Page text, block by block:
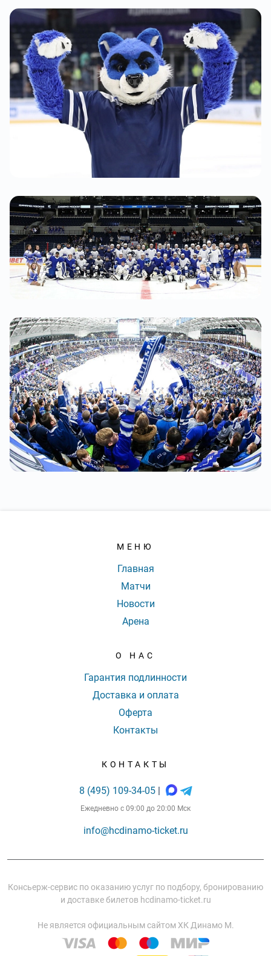
МЕНЮ
Главная
Матчи
Новости
Арена
О НАС
Гарантия подлинности
Доставка и оплата
Оферта
Контакты
КОНТАКТЫ
8 (495) 109-34-05 |
Ежедневно с 09:00 до 20:00 Мск
info@hcdinamo-ticket.ru
Консьерж-сервис по оказанию услуг по подбору, бронированию
и доставке билетов hcdinamo-ticket.ru
Не является официальным сайтом ХК Динамо М.